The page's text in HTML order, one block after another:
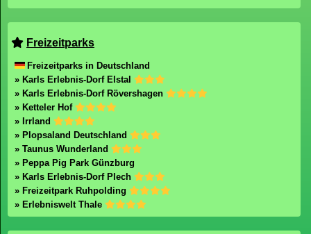
Freizeitparks
Freizeitparks in Deutschland
» Karls Erlebnis-Dorf Elstal
» Karls Erlebnis-Dorf Rövershagen
» Ketteler Hof
» Irrland
» Plopsaland Deutschland
» Taunus Wunderland
» Peppa Pig Park Günzburg
» Karls Erlebnis-Dorf Plech
» Freizeitpark Ruhpolding
» Erlebniswelt Thale